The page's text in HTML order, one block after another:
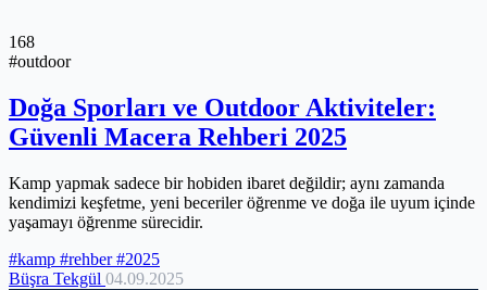
168
#outdoor
Doğa Sporları ve Outdoor Aktiviteler:
Güvenli Macera Rehberi 2025
Kamp yapmak sadece bir hobiden ibaret değildir; aynı zamanda
kendimizi keşfetme, yeni beceriler öğrenme ve doğa ile uyum içinde
yaşamayı öğrenme sürecidir.
#kamp #rehber#2025
Büşra Tekgül 04.09.2025